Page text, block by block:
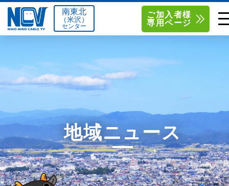
南東北センター（福島）
函館センター 0138-34-2525
新潟センター 025-210-1200
単品料金
お得なセットプラン
料金シミュレーション
サポート
〒992-0044
南東北センター(福島)
〒960-8252
南東北
（米沢）
センター
ご加入者様
専用ページ
地域ニュース